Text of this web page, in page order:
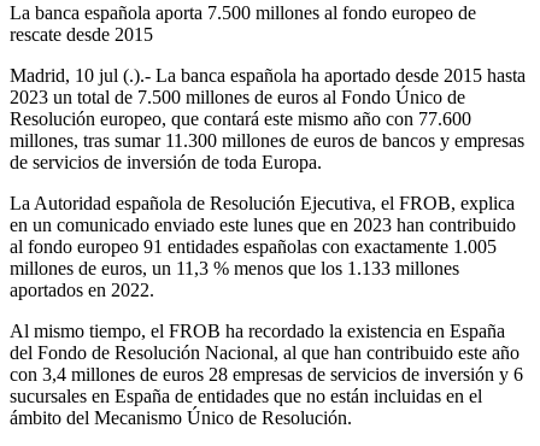
La banca española aporta 7.500 millones al fondo europeo de
rescate desde 2015
Madrid, 10 jul (.).- La banca española ha aportado desde 2015 hasta
2023 un total de 7.500 millones de euros al Fondo Único de
Resolución europeo, que contará este mismo año con 77.600
millones, tras sumar 11.300 millones de euros de bancos y empresas
de servicios de inversión de toda Europa.
La Autoridad española de Resolución Ejecutiva, el FROB, explica
en un comunicado enviado este lunes que en 2023 han contribuido
al fondo europeo 91 entidades españolas con exactamente 1.005
millones de euros, un 11,3 % menos que los 1.133 millones
aportados en 2022.
Al mismo tiempo, el FROB ha recordado la existencia en España
del Fondo de Resolución Nacional, al que han contribuido este año
con 3,4 millones de euros 28 empresas de servicios de inversión y 6
sucursales en España de entidades que no están incluidas en el
ámbito del Mecanismo Único de Resolución.